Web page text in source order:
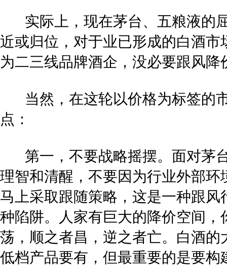
实际上，现在茅台、五粮液的
近或归位，对于业已形成的白酒
为二三线品牌酒企，没必要跟风
当然，在这轮以价格为标签的
点：
第一，不要战略摇摆。面对茅
理智和清醒，不要因为行业外部
马上采取跟随策略，这是一种跟
种陷阱。人家有巨大的降价空间
荡，顺之者昌，逆之者亡。白酒
低档产品要有，但最重要的是要